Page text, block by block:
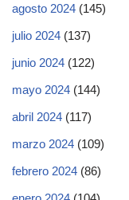
agosto 2024 (145)
julio 2024 (137)
junio 2024 (122)
mayo 2024 (144)
abril 2024 (117)
marzo 2024 (109)
febrero 2024 (86)